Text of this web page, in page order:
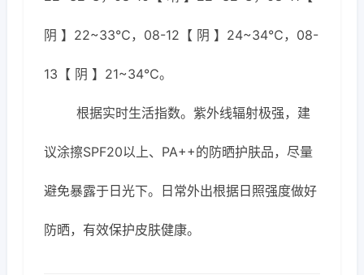
阴 】22~33℃，08-12【 阴 】24~34℃，08-
13【 阴 】21~34℃。
根据实时生活指数。紫外线辐射极强，建
议涂擦SPF20以上、PA++的防晒护肤品，尽量
避免暴露于日光下。日常外出根据日照强度做好
防晒，有效保护皮肤健康。